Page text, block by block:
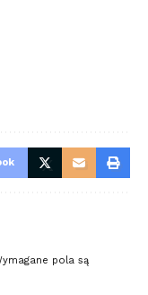
pola są